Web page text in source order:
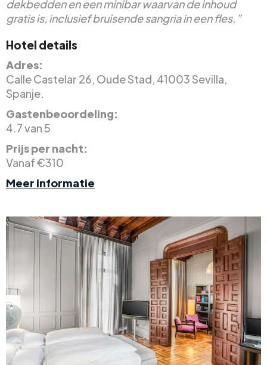
dekbedden en een minibar waarvan de inhoud
gratis is, inclusief bruisende sangria in een fles.”
Hotel details
Adres:
Calle Castelar 26, Oude Stad, 41003 Sevilla,
Spanje.
Gastenbeoordeling:
4.7 van 5
Prijs per nacht:
Vanaf €310
Meer informatie